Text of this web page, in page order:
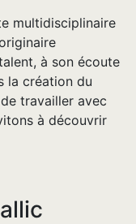
multidisciplinaire
à son écoute
la création du
travailler avec
à découvrir